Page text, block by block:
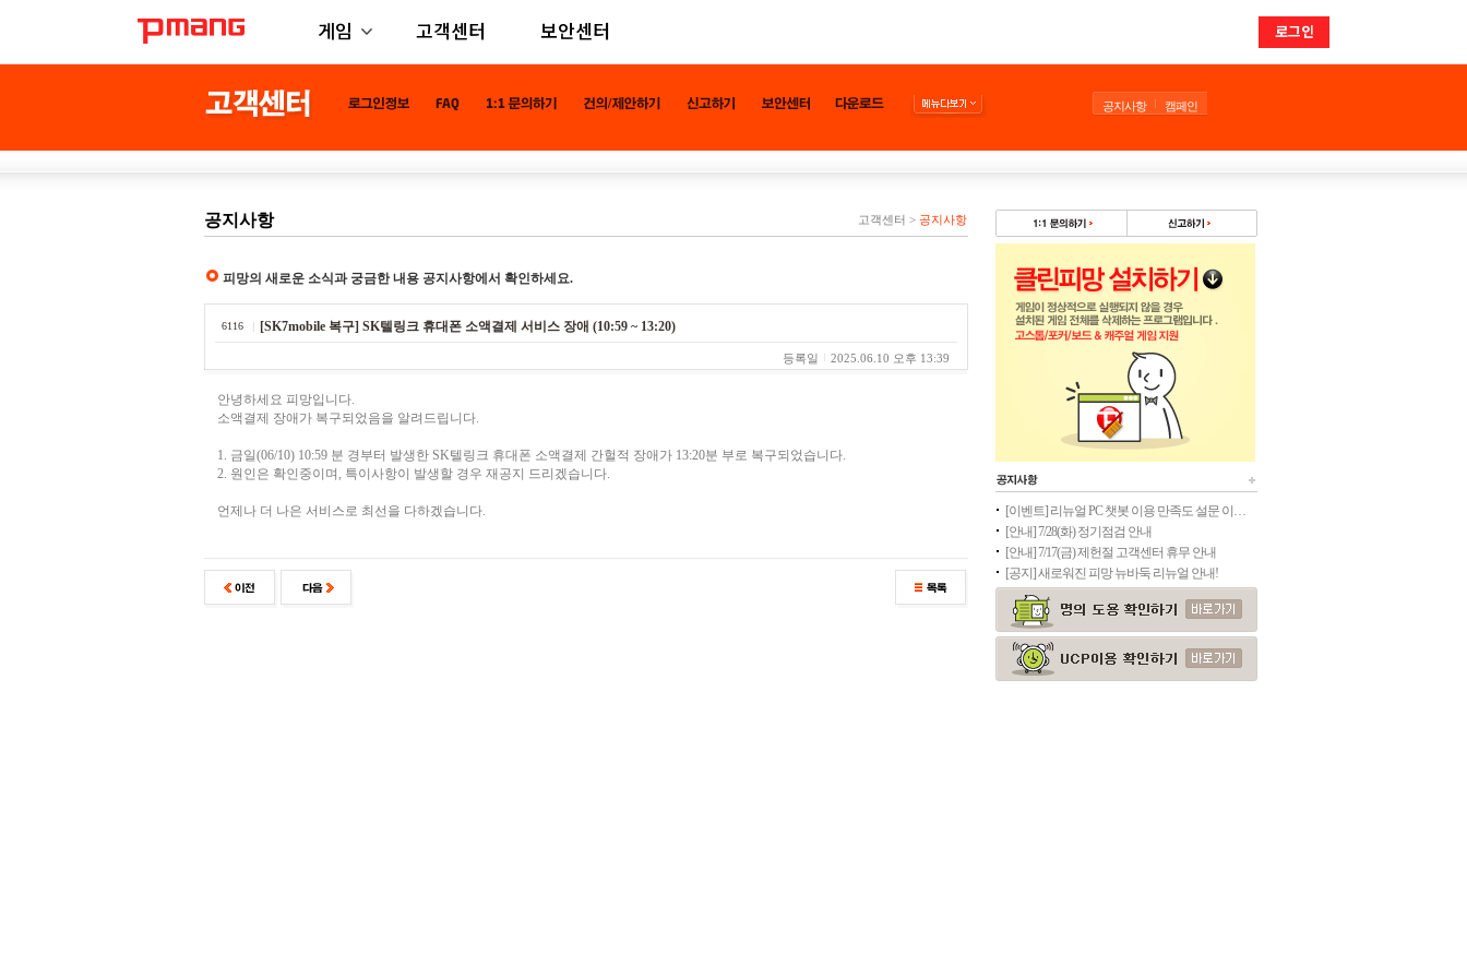
게임 고객센터 보안센터 로그인
공지사항 캠페인
공지사항 고객센터 > 공지사항
피망의 새로운 소식과 궁금한 내용 공지사항에서 확인하세요.
6116 [SK7mobile 복구] SK텔링크 휴대폰 소액결제 서비스 장애 (10:59 ~ 13:20)
등록일 2025.06.10 오후 13:39
안녕하세요 피망입니다.
소액결제 장애가 복구되었음을 알려드립니다.
1. 금일(06/10) 10:59 분 경부터 발생한 SK텔링크 휴대폰 소액결제 간헐적 장애가 13:20분 부로 복구되었습니다.
2. 원인은 확인중이며, 특이사항이 발생할 경우 재공지 드리겠습니다.
언제나 더 나은 서비스로 최선을 다하겠습니다.
[이벤트] 리뉴얼 PC 챗봇 이용 만족도 설문 이벤트(종료)
[안내] 7/28(화) 정기점검 안내
[안내] 7/17(금) 제헌절 고객센터 휴무 안내
[공지] 새로워진 피망 뉴바둑 리뉴얼 안내!